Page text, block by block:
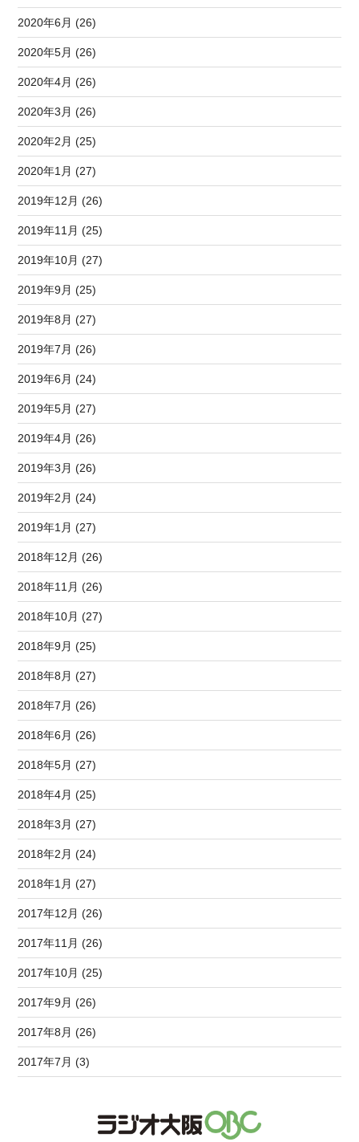
2020年6月 (26)
2020年5月 (26)
2020年4月 (26)
2020年3月 (26)
2020年2月 (25)
2020年1月 (27)
2019年12月 (26)
2019年11月 (25)
2019年10月 (27)
2019年9月 (25)
2019年8月 (27)
2019年7月 (26)
2019年6月 (24)
2019年5月 (27)
2019年4月 (26)
2019年3月 (26)
2019年2月 (24)
2019年1月 (27)
2018年12月 (26)
2018年11月 (26)
2018年10月 (27)
2018年9月 (25)
2018年8月 (27)
2018年7月 (26)
2018年6月 (26)
2018年5月 (27)
2018年4月 (25)
2018年3月 (27)
2018年2月 (24)
2018年1月 (27)
2017年12月 (26)
2017年11月 (26)
2017年10月 (25)
2017年9月 (26)
2017年8月 (26)
2017年7月 (3)